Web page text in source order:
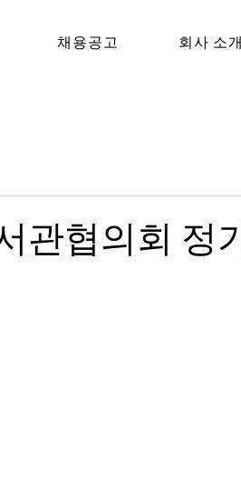
채용공고​ 회사 소개
관협의회 정기